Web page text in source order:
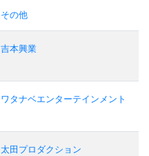
その他
吉本興業
ワタナベエンターテインメント
太田プロダクション